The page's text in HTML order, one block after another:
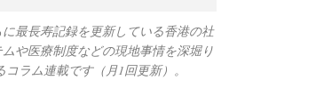
に最長寿記録を更新している香港の社
や医療制度などの現地事情を深堀り
コラム連載です（月1回更新）。